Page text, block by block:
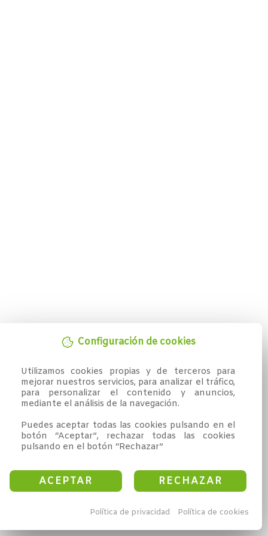
Configuración de cookies
Utilizamos cookies propias y de terceros para
mejorar nuestros servicios, para analizar el tráfico,
para personalizar el contenido y anuncios,
mediante el análisis de la navegación.
Puedes aceptar todas las cookies pulsando en el
botón “Aceptar”, rechazar todas las cookies
pulsando en el botón “Rechazar”
ACEPTAR RECHAZAR
Política de privacidad Política de cookies